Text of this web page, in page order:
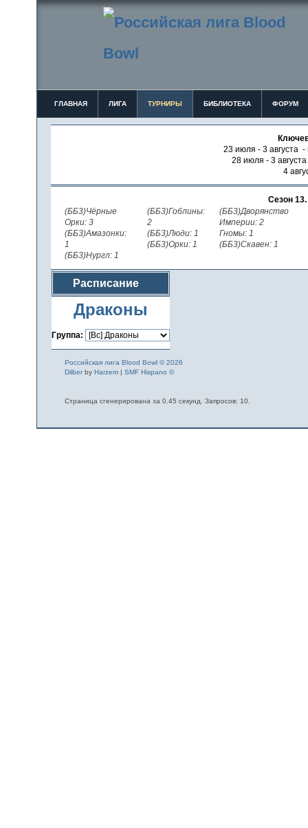
ГЛАВНАЯ ЛИГА ТУРНИРЫ БИБЛИОТЕКА ФОРУМ
23 июля - 3 августа -
28 июля - 3
4
Сезон 13.
(ББ3)Чёрные
Орки: 3
(ББ3)Амазонки:
1
(ББ3)Нургл: 1
(ББ3)Гоблины:
2
(ББ3)Люди: 1
(ББ3)Орки: 1
(ББ3)Дворянство
Империи: 2
Гномы: 1
(ББ3)Скавен: 1
Расписание
Драконы
Группа:
Российская лига Blood Bowl © 2026
Dilberby Harzem| SMF Hispano ©
Страница сгенерирована за 0.45 секунд. Запросов: 10.